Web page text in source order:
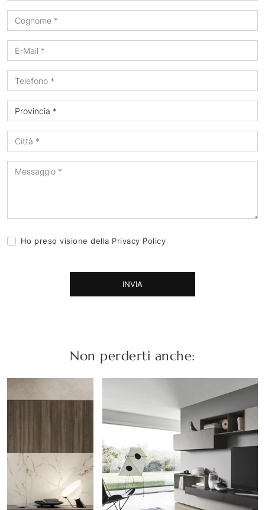
Ho preso visione della Privacy Policy
INVIA
Non perderti anche: